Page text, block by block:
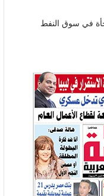
في سوق النفط